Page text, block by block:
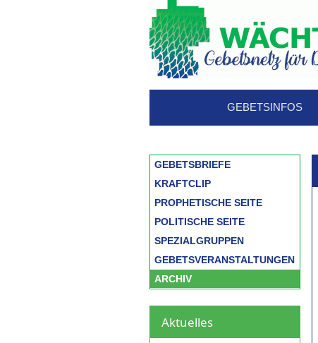
GEBETSINFOS
GEBETSBRIEFE
KRAFTCLIP
PROPHETISCHE SEITE
POLITISCHE SEITE
SPEZIALGRUPPEN
GEBETSVERANSTALTUNGEN
ARCHIV
Aktuelles